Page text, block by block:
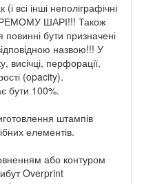
всі інші неполіграфічні
ШАРІ!!! Також
повинні бути призначені
назвою!!! У
висічці, перфорації,
(opacity).
бути 100%.
штампів
елементів.
або контуром
Overprint